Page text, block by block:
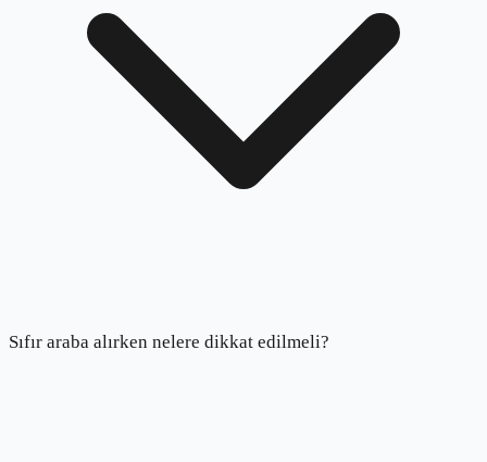
Sıfır araba alırken nelere dikkat edilmeli?